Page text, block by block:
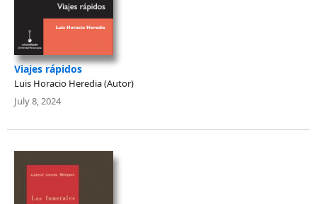
Viajes rápidos
Luis Horacio Heredia (Autor)
July 8, 2024